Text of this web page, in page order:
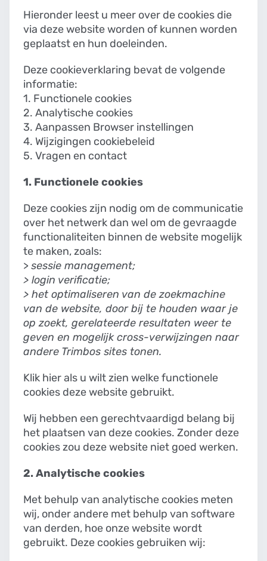
Hieronder leest u meer over de cookies die
via deze website worden of kunnen worden
geplaatst en hun doeleinden.
Deze cookieverklaring bevat de volgende
informatie:
1. Functionele cookies
2. Analytische cookies
3. Aanpassen Browser instellingen
4. Wijzigingen cookiebeleid
5. Vragen en contact
1. Functionele cookies
Deze cookies zijn nodig om de communicatie
over het netwerk dan wel om de gevraagde
functionaliteiten binnen de website mogelijk
te maken, zoals:
>sessie management;
> login verificatie;
> het optimaliseren van de zoekmachine
van de website, door bij te houden waar je
op zoekt, gerelateerde resultaten weer te
geven en mogelijk cross-verwijzingen naar
andere Trimbos sites tonen.
Klik hier als u wilt zien welke functionele
cookies deze website gebruikt.
Wij hebben een gerechtvaardigd belang bij
het plaatsen van deze cookies. Zonder deze
cookies zou deze website niet goed werken.
2. Analytische cookies
Met behulp van analytische cookies meten
wij, onder andere met behulp van software
van derden, hoe onze website wordt
gebruikt. Deze cookies gebruiken wij: